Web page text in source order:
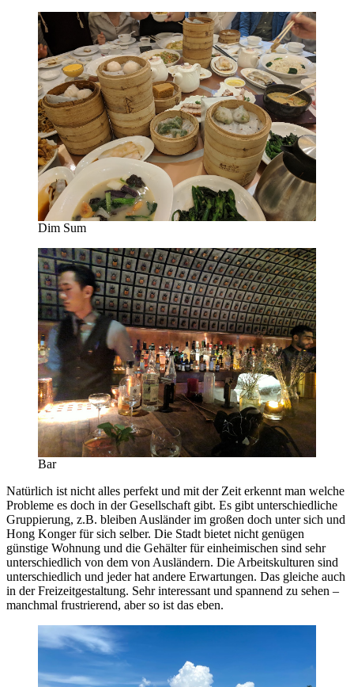
Dim Sum
Bar
Natürlich ist nicht alles perfekt und mit der Zeit erkennt man welche
Probleme es doch in der Gesellschaft gibt. Es gibt unterschiedliche
Gruppierung, z.B. bleiben Ausländer im großen doch unter sich und
Hong Konger für sich selber. Die Stadt bietet nicht genügen
günstige Wohnung und die Gehälter für einheimischen sind sehr
unterschiedlich von dem von Ausländern. Die Arbeitskulturen sind
unterschiedlich und jeder hat andere Erwartungen. Das gleiche auch
in der Freizeitgestaltung. Sehr interessant und spannend zu sehen –
manchmal frustrierend, aber so ist das eben.